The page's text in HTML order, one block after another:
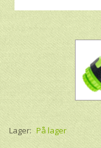
Lager: På lager